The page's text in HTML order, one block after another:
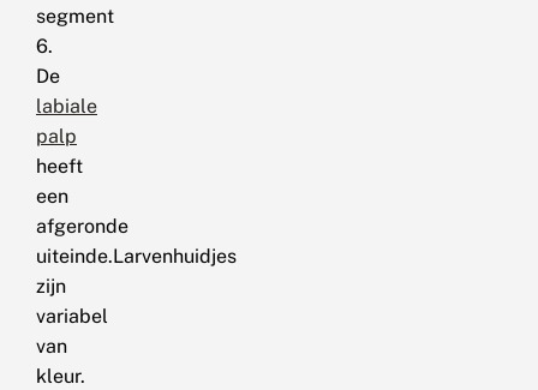
segment
6.
De
labiale
palp
heeft
een
afgeronde
uiteinde.Larvenhuidjes
zijn
variabel
van
kleur.